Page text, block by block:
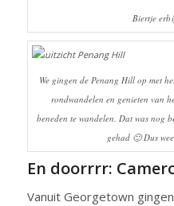
Biertje
We gingen de Penang Hill op met
rondwandelen en genieten van
beneden te wandelen. Dat was nog
gehad 🙂 Dus
En doorrrr:
Vanuit Georgetown